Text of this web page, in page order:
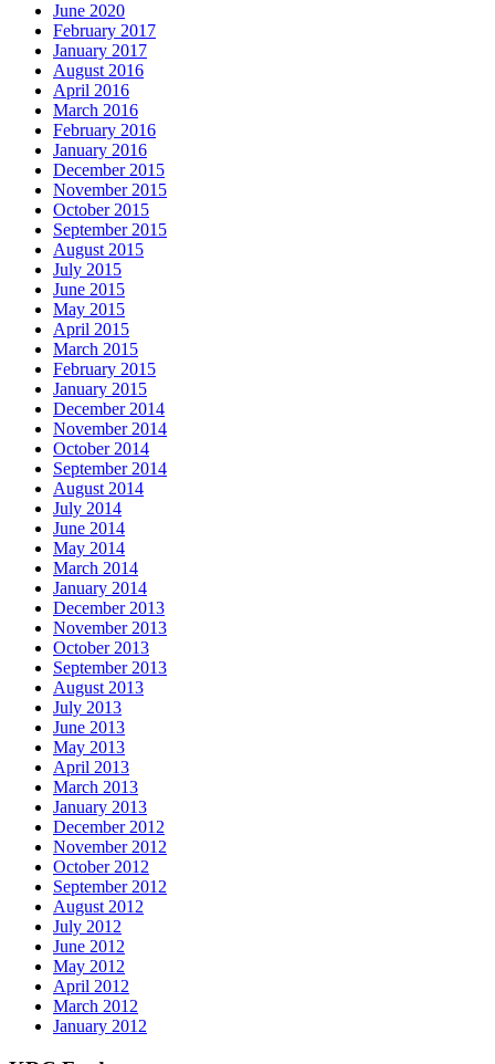
June 2020
February 2017
January 2017
August 2016
April 2016
March 2016
February 2016
January 2016
December 2015
November 2015
October 2015
September 2015
August 2015
July 2015
June 2015
May 2015
April 2015
March 2015
February 2015
January 2015
December 2014
November 2014
October 2014
September 2014
August 2014
July 2014
June 2014
May 2014
March 2014
January 2014
December 2013
November 2013
October 2013
September 2013
August 2013
July 2013
June 2013
May 2013
April 2013
March 2013
January 2013
December 2012
November 2012
October 2012
September 2012
August 2012
July 2012
June 2012
May 2012
April 2012
March 2012
January 2012